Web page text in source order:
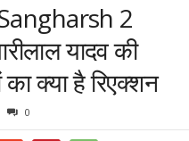
2
यादव की
क्या है रिएक्शन
0